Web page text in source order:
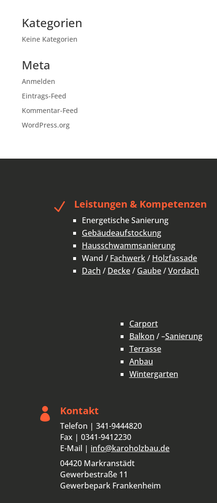
Kategorien
Keine Kategorien
Meta
Anmelden
Eintrags-Feed
Kommentar-Feed
WordPress.org
N Leistungen & Kompetenzen
Energetische Sanierung
Gebäudeaufstockung
Hausschwammsanierung
Wand / Fachwerk/ Holzfassade
Dach / Decke/ Gaube/Vordach
Carport
Balkon / –Sanierung
Terrasse
Anbau
Wintergarten
 Kontakt
Telefon | 341-9444820
Fax | 0341-9412230
E-Mail | info@karoholzbau.de
04420 Markranstädt
Gewerbestraße 11
Gewerbepark Frankenheim